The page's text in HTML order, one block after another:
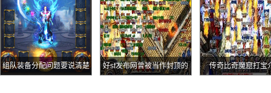
组队装备分配问题要说清楚 好sf发布网曾被当作封顶的 传奇比奇魔窟打宝